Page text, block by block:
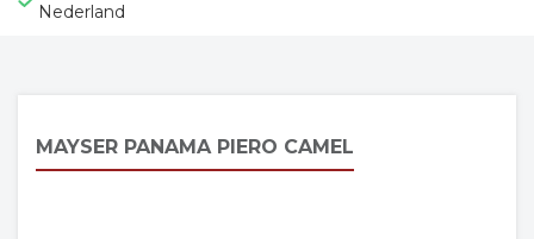
Nederland
MAYSER PANAMA PIERO CAMEL